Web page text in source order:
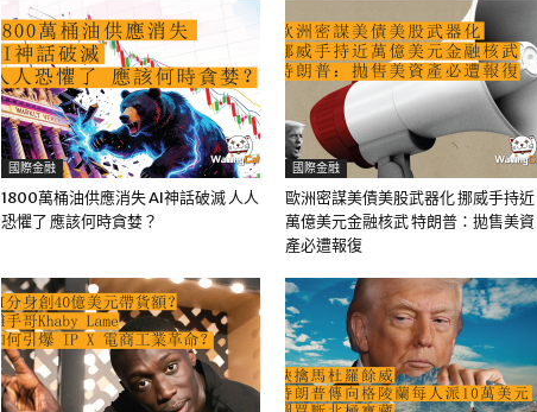
國際金融
1800萬桶油供應消失 AI神話破滅 人人
恐懼了 應該何時貪婪？
國際金融
歐洲密謀美債美股武器化 挪威手持近
萬億美元金融核武 特朗普：拋售美資
產必遭報復